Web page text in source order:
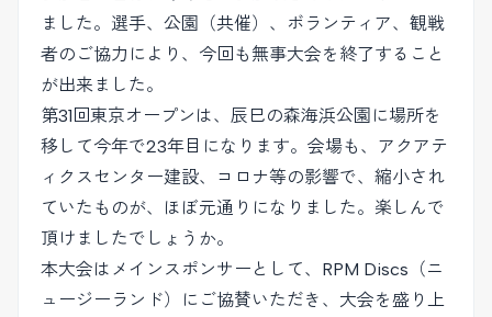
ました。選手、公園（共催）、ボランティア、観戦
者のご協力により、今回も無事大会を終了すること
が出来ました。
第31回東京オープンは、辰巳の森海浜公園に場所を
移して今年で23年目になります。会場も、アクアテ
ィクスセンター建設、コロナ等の影響で、縮小され
ていたものが、ほぼ元通りになりました。楽しんで
頂けましたでしょうか。
本大会はメインスポンサーとして、RPM Discs（ニ
ュージーランド）にご協賛いただき、大会を盛り上